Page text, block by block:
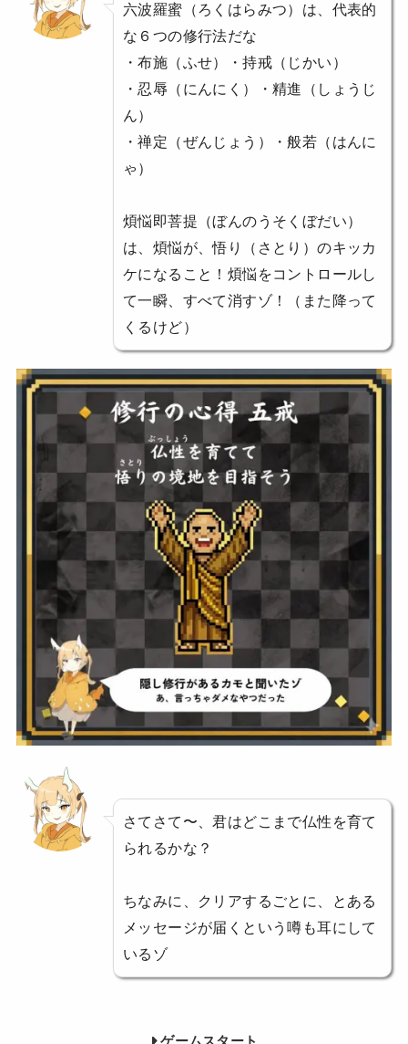
六波羅蜜（ろくはらみつ）は、代表的
な６つの修行法だな
・布施（ふせ）・持戒（じかい）
・忍辱（にんにく）・精進（しょうじ
ん）
・禅定（ぜんじょう）・般若（はんに
ゃ）
煩悩即菩提（ぼんのうそくぼだい）
は、煩悩が、悟り（さとり）のキッカ
ケになること！煩悩をコントロールし
て一瞬、すべて消すゾ！（また降って
くるけど）
さてさて〜、君はどこまで仏性を育て
られるかな？
ちなみに、クリアするごとに、とある
メッセージが届くという噂も耳にして
いるゾ